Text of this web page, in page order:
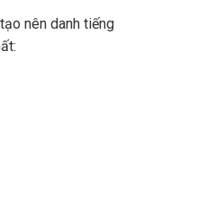
nên danh tiếng